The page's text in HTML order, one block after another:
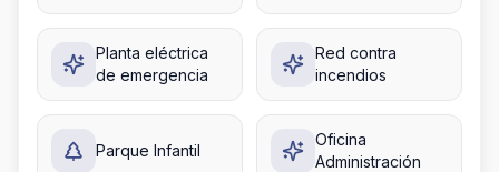
Planta eléctrica
de emergencia
Red contra
incendios
Parque Infantil
Oficina
Administración